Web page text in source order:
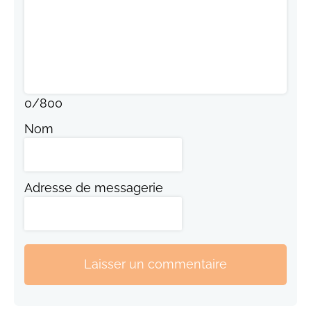
0/800
Nom
Adresse de messagerie
Laisser un commentaire